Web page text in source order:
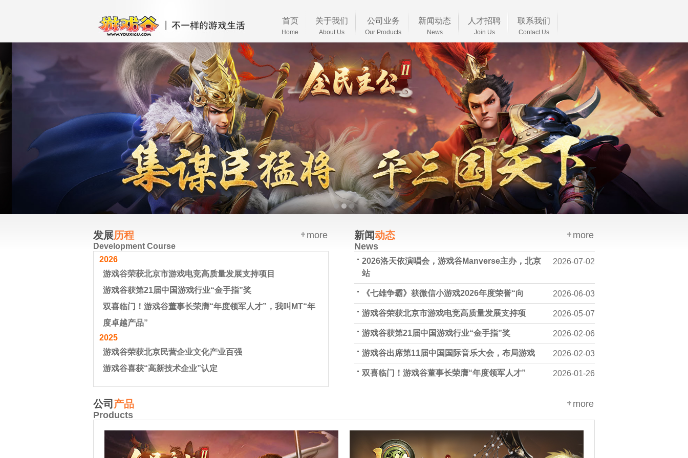
首页
Home
关于我们
About Us
公司业务
Our Products
新闻动态
News
人才招聘
Join Us
联系我们
Contact Us
发展历程
Development Course
more
2026
游戏谷荣获北京市游戏电竞高质量发展支持项目
游戏谷获第21届中国游戏行业“金手指”奖
双喜临门！游戏谷董事长荣膺“年度领军人才”，我叫MT“年
度卓越产品”
2025
游戏谷荣获北京民营企业文化产业百强
游戏谷喜获“高新技术企业”认定
新闻动态
News
more
2026-07-02
2026洛天依演唱会，游戏谷Manverse主办，北京
站
2026-06-03
《七雄争霸》获微信小游戏2026年度荣誉“向
2026-05-07
游戏谷荣获北京市游戏电竞高质量发展支持项
2026-02-06
游戏谷获第21届中国游戏行业“金手指”奖
2026-02-03
游戏谷出席第11届中国国际音乐大会，布局游戏
2026-01-26
双喜临门！游戏谷董事长荣膺“年度领军人才”
公司 产品
Products
more